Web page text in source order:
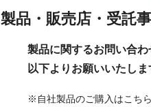
製品・販売店・受託
製品に関するお問い合わ
以下よりお願いいたしま
※自社製品のご購入はこち